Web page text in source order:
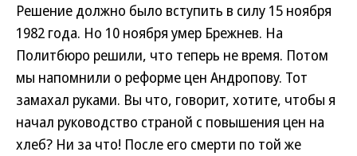
Решение должно было вступить в силу 15 ноября
1982 года. Но 10 ноября умер Брежнев. На
Политбюро решили, что теперь не время. Потом
мы напомнили о реформе цен Андропову. Тот
замахал руками. Вы что, говорит, хотите, чтобы я
начал руководство страной с повышения цен на
хлеб? Ни за что! После его смерти по той же